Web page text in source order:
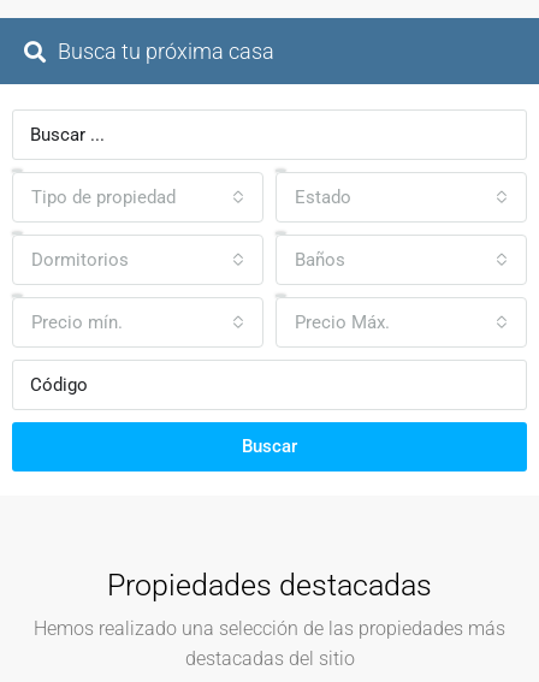
Busca tu próxima casa
Tipo de propiedad Estado
Dormitorios Baños
Precio mín. Precio Máx.
Buscar
Propiedades destacadas
Hemos realizado una selección de las propiedades más
destacadas del sitio